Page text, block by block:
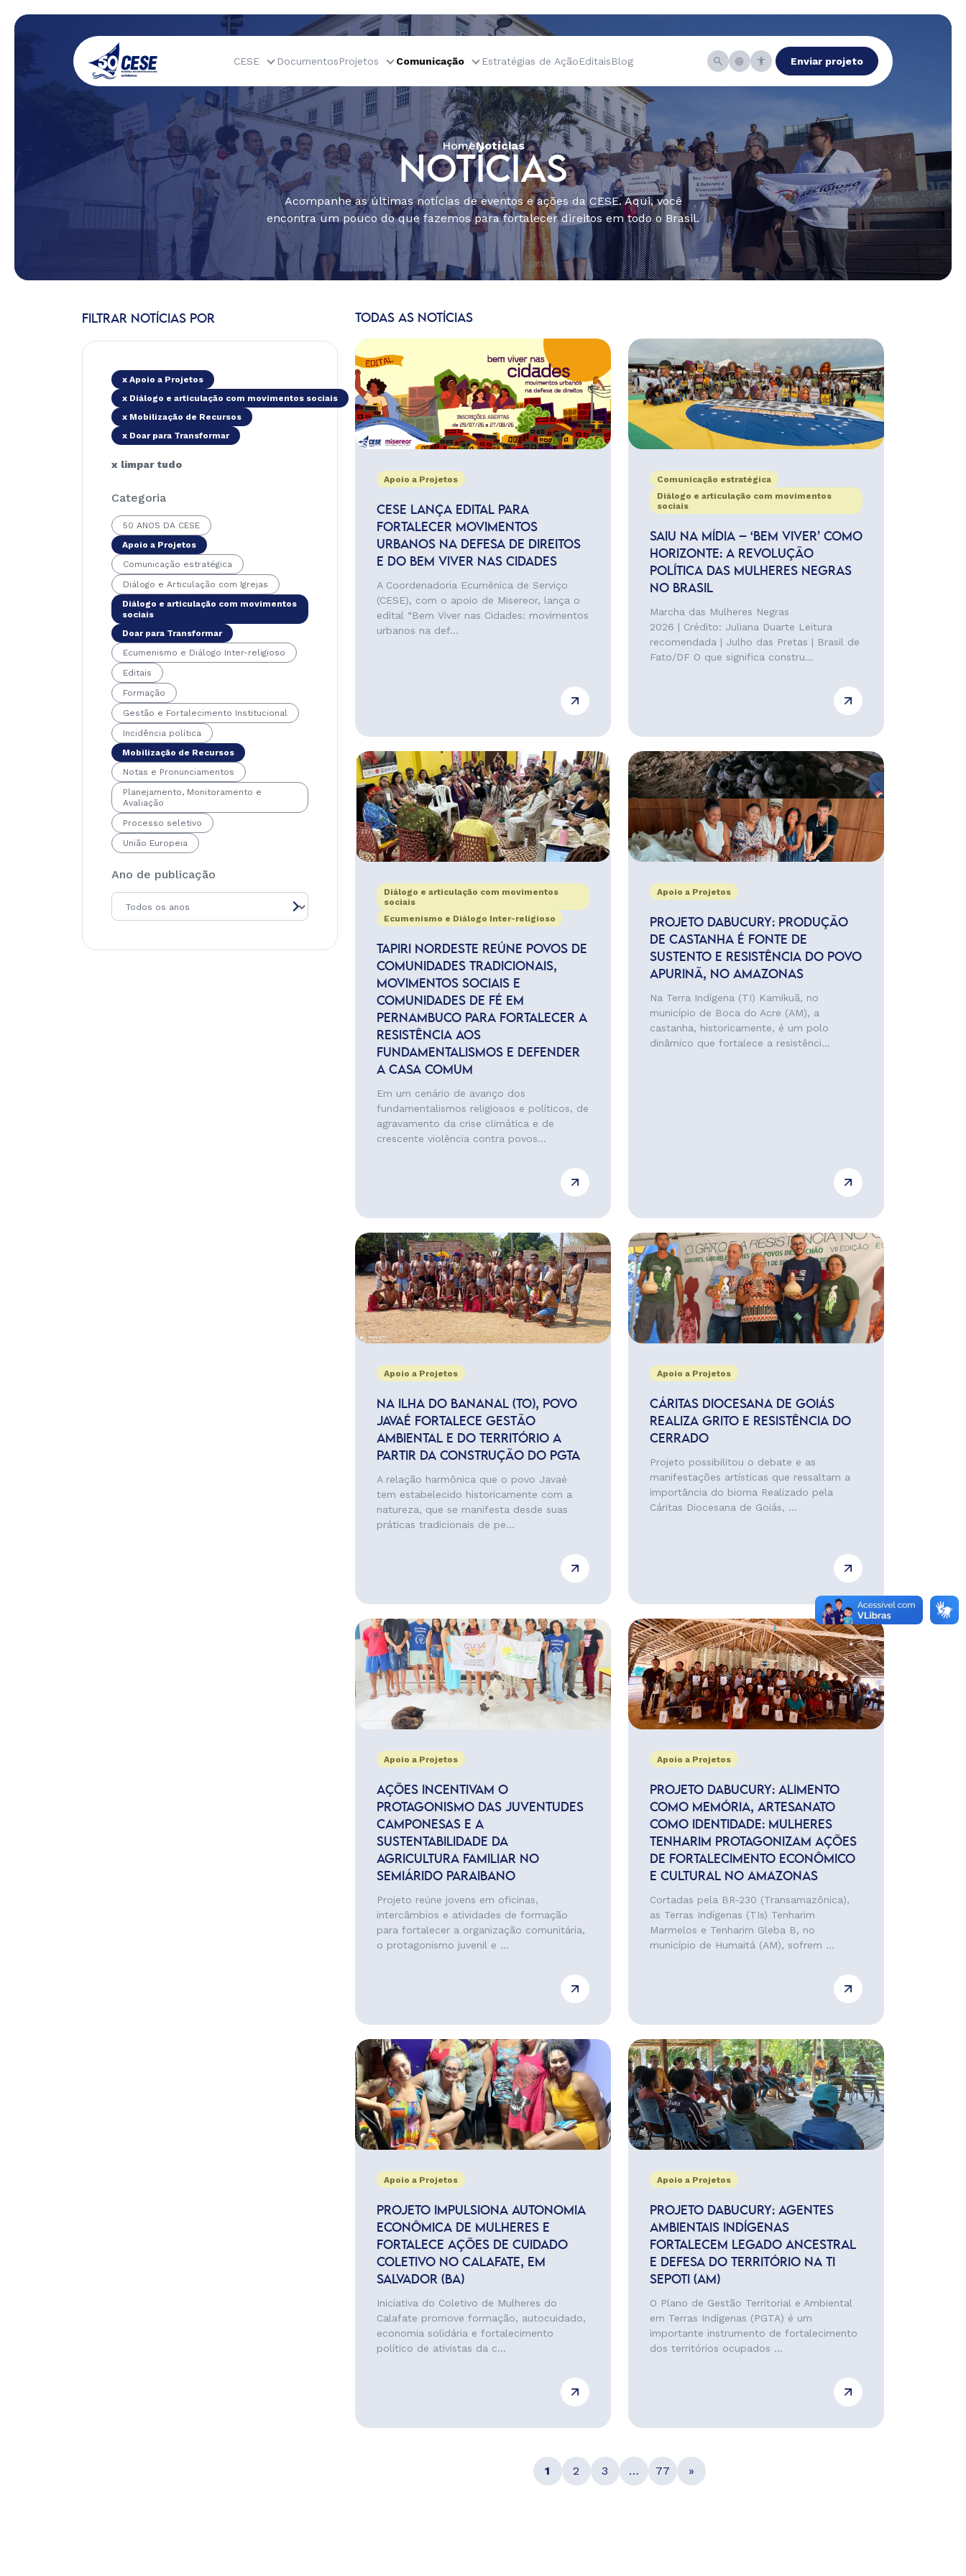
CESE DocumentosProjetos Comunicação Estratégias de AçãoEditaisBlog Enviar projeto
HomeNotícias
NOTÍCIAS
Acompanhe as últimas notícias de eventos e ações da CESE. Aqui, você
encontra um pouco do que fazemos para fortalecer direitos em todo o Brasil.
FILTRAR NOTÍCIAS POR
x Apoio a Projetos
x Diálogo e articulação com movimentos sociais
x Mobilização de Recursos
x Doar para Transformar
x limpar tudo
Categoria
50 ANOS DA CESE
Apoio a Projetos
Comunicação estratégica
Diálogo e Articulação com Igrejas
Diálogo e articulação com movimentos
sociais
Doar para Transformar
Ecumenismo e Diálogo Inter-religioso
Editais
Formação
Gestão e Fortalecimento Institucional
Incidência política
Mobilização de Recursos
Notas e Pronunciamentos
Planejamento, Monitoramento e
Avaliação
Processo seletivo
União Europeia
Ano de publicação
TODAS AS NOTÍCIAS
Apoio a Projetos
CESE LANÇA EDITAL PARA
FORTALECER MOVIMENTOS
URBANOS NA DEFESA DE DIREITOS
E DO BEM VIVER NAS CIDADES
A Coordenadoria Ecumênica de Serviço
(CESE), com o apoio de Misereor, lança o
edital “Bem Viver nas Cidades: movimentos
urbanos na def...
Comunicação estratégica
Diálogo e articulação com movimentos
sociais
SAIU NA MÍDIA – ‘BEM VIVER’ COMO
HORIZONTE: A REVOLUÇÃO
POLÍTICA DAS MULHERES NEGRAS
NO BRASIL
Marcha das Mulheres Negras
2026 | Crédito: Juliana Duarte Leitura
recomendada | Julho das Pretas | Brasil de
Fato/DF O que significa constru...
Diálogo e articulação com movimentos
sociais
Ecumenismo e Diálogo Inter-religioso
TAPIRI NORDESTE REÚNE POVOS DE
COMUNIDADES TRADICIONAIS,
MOVIMENTOS SOCIAIS E
COMUNIDADES DE FÉ EM
PERNAMBUCO PARA FORTALECER A
RESISTÊNCIA AOS
FUNDAMENTALISMOS E DEFENDER
A CASA COMUM
Em um cenário de avanço dos
fundamentalismos religiosos e políticos, de
agravamento da crise climática e de
crescente violência contra povos...
Apoio a Projetos
PROJETO DABUCURY: PRODUÇÃO
DE CASTANHA É FONTE DE
SUSTENTO E RESISTÊNCIA DO POVO
APURINÃ, NO AMAZONAS
Na Terra Indígena (TI) Kamikuã, no
município de Boca do Acre (AM), a
castanha, historicamente, é um polo
dinâmico que fortalece a resistênci...
Apoio a Projetos
NA ILHA DO BANANAL (TO), POVO
JAVAÉ FORTALECE GESTÃO
AMBIENTAL E DO TERRITÓRIO A
PARTIR DA CONSTRUÇÃO DO PGTA
A relação harmônica que o povo Javaé
tem estabelecido historicamente com a
natureza, que se manifesta desde suas
práticas tradicionais de pe...
Apoio a Projetos
CÁRITAS DIOCESANA DE GOIÁS
REALIZA GRITO E RESISTÊNCIA DO
CERRADO
Projeto possibilitou o debate e as
manifestações artísticas que ressaltam a
importância do bioma Realizado pela
Cáritas Diocesana de Goiás, ...
Apoio a Projetos
AÇÕES INCENTIVAM O
PROTAGONISMO DAS JUVENTUDES
CAMPONESAS E A
SUSTENTABILIDADE DA
AGRICULTURA FAMILIAR NO
SEMIÁRIDO PARAIBANO
Projeto reúne jovens em oficinas,
intercâmbios e atividades de formação
para fortalecer a organização comunitária,
o protagonismo juvenil e ...
Apoio a Projetos
PROJETO DABUCURY: ALIMENTO
COMO MEMÓRIA, ARTESANATO
COMO IDENTIDADE: MULHERES
TENHARIM PROTAGONIZAM AÇÕES
DE FORTALECIMENTO ECONÔMICO
E CULTURAL NO AMAZONAS
Cortadas pela BR-230 (Transamazônica),
as Terras Indígenas (TIs) Tenharim
Marmelos e Tenharim Gleba B, no
município de Humaitá (AM), sofrem ...
Apoio a Projetos
PROJETO IMPULSIONA AUTONOMIA
ECONÔMICA DE MULHERES E
FORTALECE AÇÕES DE CUIDADO
COLETIVO NO CALAFATE, EM
SALVADOR (BA)
Iniciativa do Coletivo de Mulheres do
Calafate promove formação, autocuidado,
economia solidária e fortalecimento
político de ativistas da c...
Apoio a Projetos
PROJETO DABUCURY: AGENTES
AMBIENTAIS INDÍGENAS
FORTALECEM LEGADO ANCESTRAL
E DEFESA DO TERRITÓRIO NA TI
SEPOTI (AM)
O Plano de Gestão Territorial e Ambiental
em Terras Indígenas (PGTA) é um
importante instrumento de fortalecimento
dos territórios ocupados ...
1 2 3 … 77 »